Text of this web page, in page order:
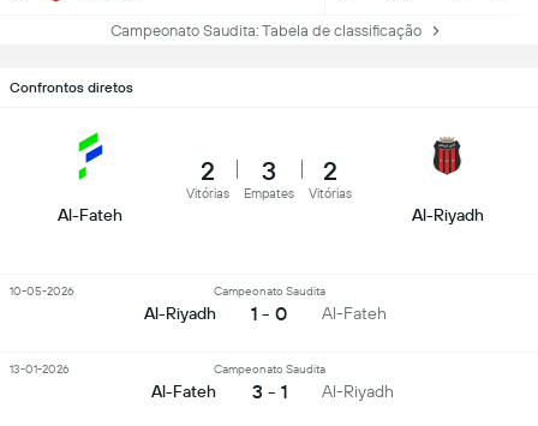
Campeonato Saudita: Tabela de classificação
Confrontos diretos
Al-Fateh
2
Vitórias
3
Empates
2
Vitórias
Al-Riyadh
Al-Riyadh
Campeonato Saudita
1 - 0 Al-Fateh
10-05-2026
Al-Fateh
Campeonato Saudita
3 - 1 Al-Riyadh
13-01-2026